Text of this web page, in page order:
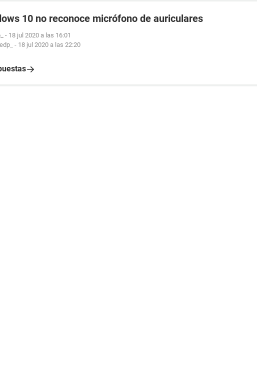
10 no reconoce micrófono de auriculares
- 18 jul 2020 a las 16:01
- 18 jul 2020 a las 22:20